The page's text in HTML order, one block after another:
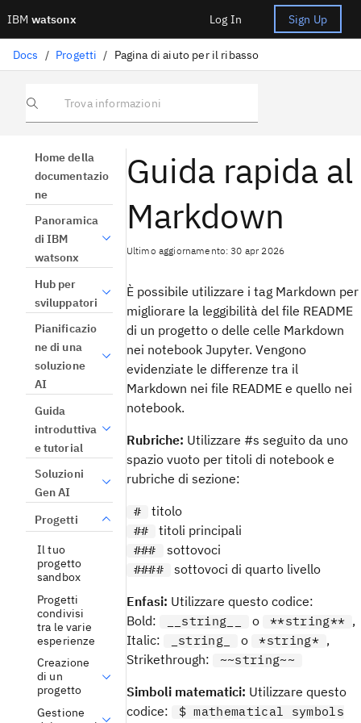
IBM watsonx Log In Sign Up
Docs / Progetti / Pagina di aiuto per il ribasso
Trova informazioni
Home della
documentazio
ne
Panoramica
di IBM
watsonx
Hub per
sviluppatori
Pianificazio
ne di una
soluzione
AI
Guida
introduttiva
e tutorial
Soluzioni
Gen AI
Progetti
Il tuo
progetto
sandbox
Progetti
condivisi
tra le varie
esperienze
Creazione
di un
progetto
Gestione
Guida rapida al
Markdown
Ultimo aggiornamento: 30 apr 2026
È possibile utilizzare i tag Markdown per
migliorare la leggibilità del file README
di un progetto o delle celle Markdown
nei notebook Jupyter. Vengono
evidenziate le differenze tra il
Markdown nei file README e quello nei
notebook.
Rubriche: Utilizzare #s seguito da uno
spazio vuoto per titoli di notebook e
rubriche di sezione:
# titolo
## titoli principali
### sottovoci
####
sottovoci di quarto livello
Enfasi: Utilizzare questo codice:
Bold:
__string__ o **string** ,
Italic:
_string_ o *string* ,
Strikethrough:
~~string~~
Simboli matematici: Utilizzare questo
codice:
$ mathematical symbols